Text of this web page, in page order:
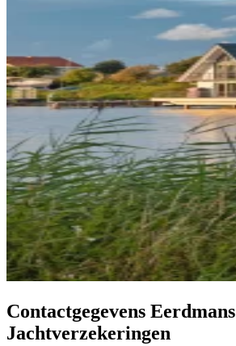
Contactgegevens Eerdmans
Jachtverzekeringen